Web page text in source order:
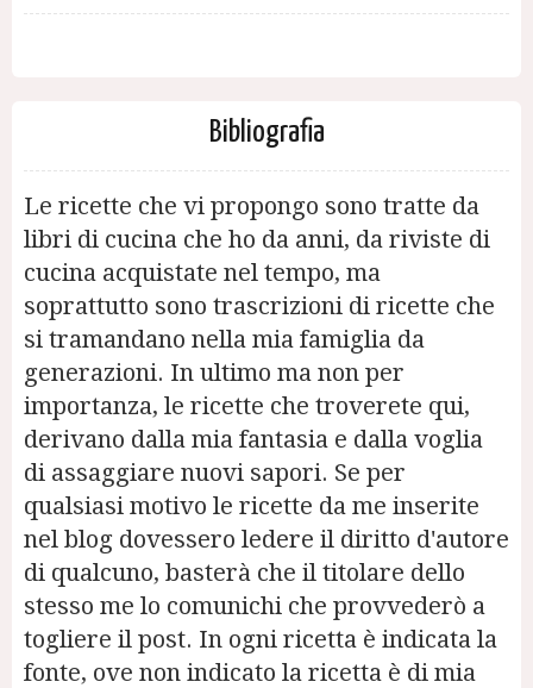
Bibliografia
Le ricette che vi propongo sono tratte da
libri di cucina che ho da anni, da riviste di
cucina acquistate nel tempo, ma
soprattutto sono trascrizioni di ricette che
si tramandano nella mia famiglia da
generazioni. In ultimo ma non per
importanza, le ricette che troverete qui,
derivano dalla mia fantasia e dalla voglia
di assaggiare nuovi sapori. Se per
qualsiasi motivo le ricette da me inserite
nel blog dovessero ledere il diritto d'autore
di qualcuno, basterà che il titolare dello
stesso me lo comunichi che provvederò a
togliere il post. In ogni ricetta è indicata la
fonte, ove non indicato la ricetta è di mia